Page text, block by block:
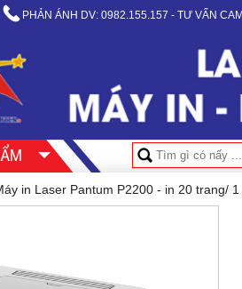
PHẢN ÁNH DV: 0982.155.157 - TƯ VẤN
in Laser Pantum P2200 - in 20 trang/ 1